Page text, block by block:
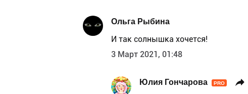
Ольга Рыбина
И так солнышка хочется!
3 Март 2021, 01:48
Юлия Гончарова PRO